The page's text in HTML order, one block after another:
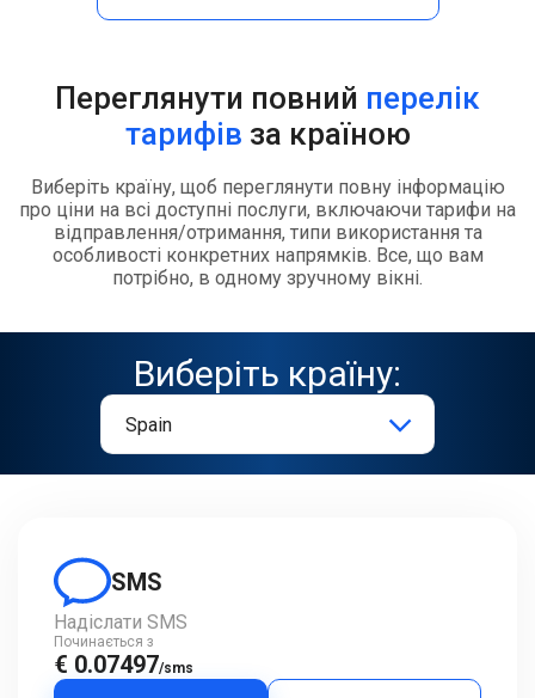
Переглянути повний перелік
тарифів за країною
Виберіть країну, щоб переглянути повну інформацію
про ціни на всі доступні послуги, включаючи тарифи на
відправлення/отримання, типи використання та
особливості конкретних напрямків. Все, що вам
потрібно, в одному зручному вікні.
Виберіть країну:
SMS
Надіслати SMS
Починається з
€ 0.07497/sms